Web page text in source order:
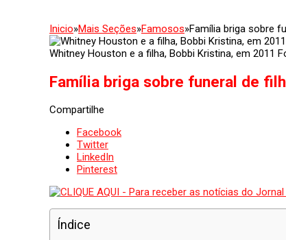
Inicio»Mais Seções»Famosos»Família briga sobre
Whitney Houston e a filha, Bobbi Kristina, em 2011
Família briga sobre funeral de
Compartilhe
Facebook
Twitter
LinkedIn
Pinterest
Índice